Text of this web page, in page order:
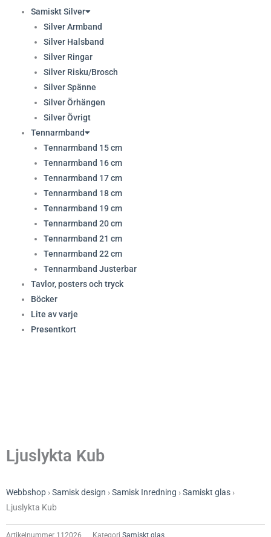
Samiskt Silver
Silver Armband
Silver Halsband
Silver Ringar
Silver Risku/Brosch
Silver Spänne
Silver Örhängen
Silver Övrigt
Tennarmband
Tennarmband 15 cm
Tennarmband 16 cm
Tennarmband 17 cm
Tennarmband 18 cm
Tennarmband 19 cm
Tennarmband 20 cm
Tennarmband 21 cm
Tennarmband 22 cm
Tennarmband Justerbar
Tavlor, posters och tryck
Böcker
Lite av varje
Presentkort
Ljuslykta Kub
Webbshop ›Samisk design ›Samisk Inredning ›Samiskt glas ›
Ljuslykta Kub